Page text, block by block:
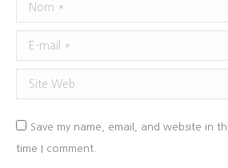
Nom *
E-mail *
Site Web
Save my name, email, and website in
time I comment.